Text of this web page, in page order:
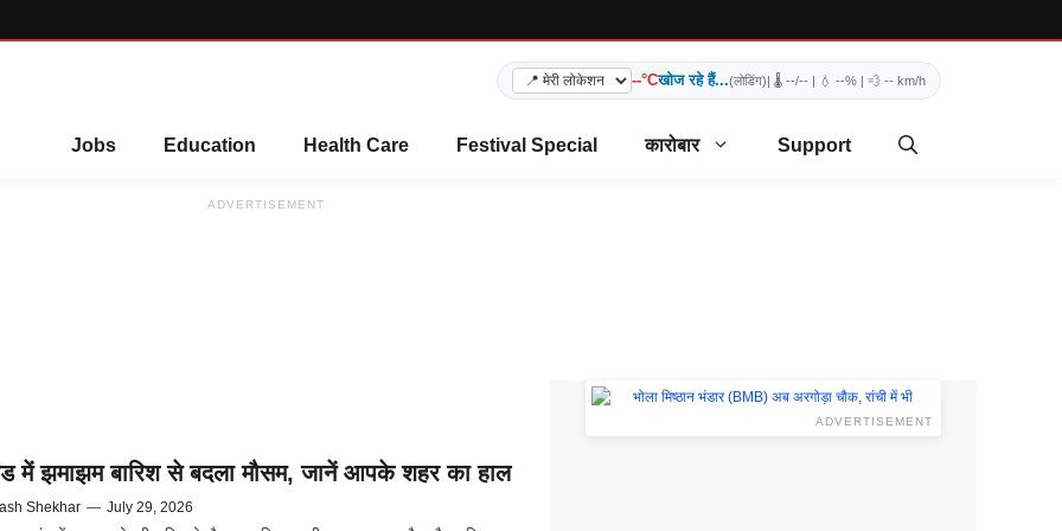
--°Cखोज रहे हैं...(लोडिंग)| 🌡️ --/-- | 💧 --% | 💨 -- km/h
Jobs Education Health Care Festival Special कारोबार Support
ADVERTISEMENT
में झमाझम बारिश से बदला मौसम, जानें आपके शहर का हाल
Shekhar — July 29, 2026
ADVERTISEMENT